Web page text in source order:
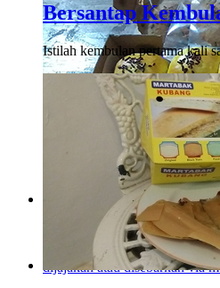
Menikmati Cita Rasa
Perkembangan dan inovasi
dijajakan atau disebarkan via
Bersantap
Istilah kembulan pertama kali